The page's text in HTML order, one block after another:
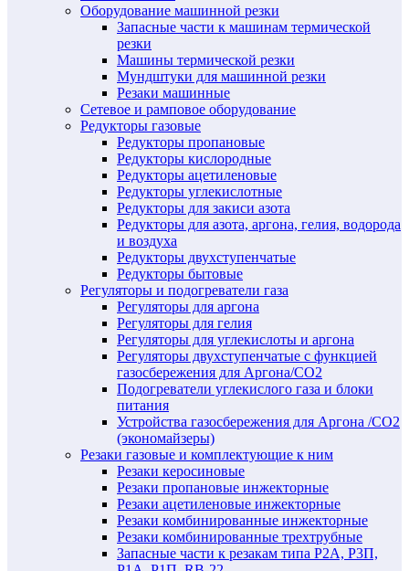
Оборудование машинной резки
Запасные части к машинам термической
резки
Машины термической резки
Мундштуки для машинной резки
Резаки машинные
Сетевое и рамповое оборудование
Редукторы газовые
Редукторы пропановые
Редукторы кислородные
Редукторы ацетиленовые
Редукторы углекислотные
Редукторы для закиси азота
Редукторы для азота, аргона, гелия, водорода
и воздуха
Редукторы двухступенчатые
Редукторы бытовые
Регуляторы и подогреватели газа
Регуляторы для аргона
Регуляторы для гелия
Регуляторы для углекислоты и аргона
Регуляторы двухступенчатые c функцией
газосбережения для Аргона/СО2
Подогреватели углекислого газа и блоки
питания
Устройства газосбережения для Аргона /СО2
(экономайзеры)
Резаки газовые и комплектующие к ним
Резаки керосиновые
Резаки пропановые инжекторные
Резаки ацетиленовые инжекторные
Резаки комбинированные инжекторные
Резаки комбинированные трехтрубные
Запасные части к резакам типа Р2А, Р3П,